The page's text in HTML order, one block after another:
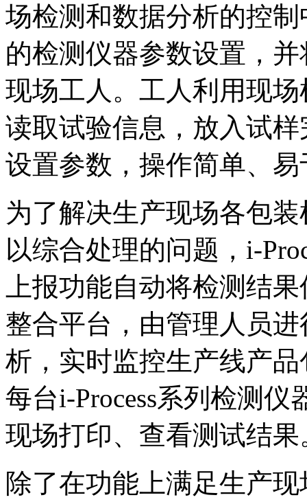
场检测和数据分析的控
的检测仪器参数设置，
现场工人。工人利用现
读取试验信息，放入试
设置参数，操作简单、
为了解决生产现场各包
以综合处理的问题，i-
上报功能自动将检测结
整合平台，由管理人员
析，实时监控生产线产
每台i-Process系列检测
现场打印、查看测试结果
除了在功能上满足生产